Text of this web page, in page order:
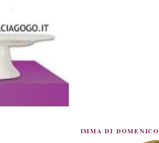
IMMA DI DOMENICO